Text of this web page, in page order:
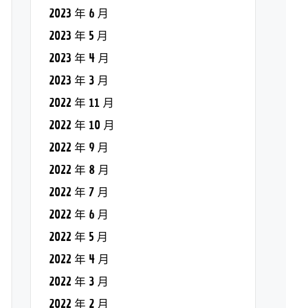
2023 年 6 月
2023 年 5 月
2023 年 4 月
2023 年 3 月
2022 年 11 月
2022 年 10 月
2022 年 9 月
2022 年 8 月
2022 年 7 月
2022 年 6 月
2022 年 5 月
2022 年 4 月
2022 年 3 月
2022 年 2 月